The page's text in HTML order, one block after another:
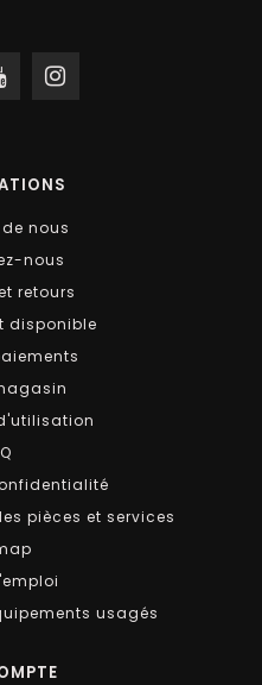
nous
nous
retours
disponible
pièces et services
usagés